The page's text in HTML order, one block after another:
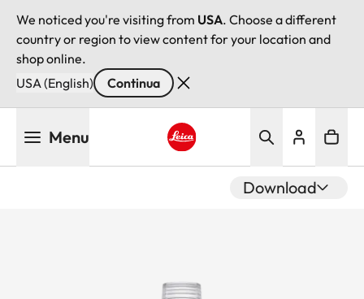
We noticed you're visiting from USA. Choose a different
country or region to view content for your location and
shop online.
USA (English)
Continua
Menu
Download